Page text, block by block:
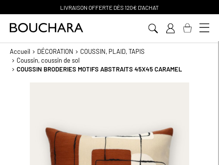
PAIEMENT EN 3 SANS FRAIS
Accueil DÉCORATION
COUSSIN, PLAID, TAPIS
Coussin, coussin de sol
COUSSIN BRODERIES MOTIFS ABSTRAITS 45X45 CARAMEL
galerie
d’images